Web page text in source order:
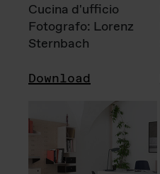
Cucina d'ufficio
Fotografo: Lorenz
Sternbach
Download